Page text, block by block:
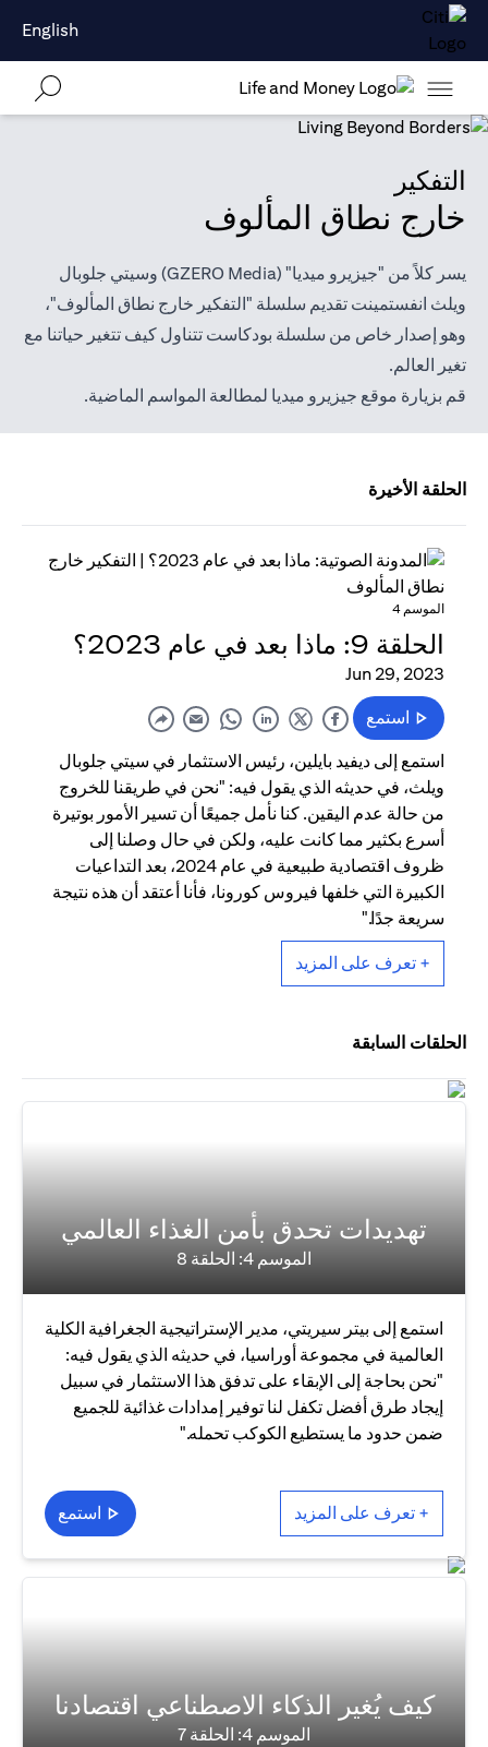
English
التفكير
خارج نطاق المألوف
يسر كلاً من "جيزيرو ميديا" (GZERO Media) وسيتي جلوبال
ويلث انفستمينت تقديم سلسلة "التفكير خارج نطاق المألوف"،
وهو إصدار خاص من سلسلة بودكاست تتناول كيف تتغير حياتنا مع
تغير العالم.
قم بزيارة موقع جيزيرو ميديا لمطالعة المواسم الماضية.
الحلقة الأخيرة
الموسم 4
الحلقة 9: ماذا بعد في عام 2023؟
Jun 29, 2023
استمع
استمع إلى ديفيد بايلين، رئيس الاستثمار في سيتي جلوبال
ويلث، في حديثه الذي يقول فيه: "نحن في طريقنا للخروج
من حالة عدم اليقين. كنا نأمل جميعًا أن تسير الأمور بوتيرة
أسرع بكثير مما كانت عليه، ولكن في حال وصلنا إلى
ظروف اقتصادية طبيعية في عام 2024، بعد التداعيات
الكبيرة التي خلفها فيروس كورونا، فأنا أعتقد أن هذه نتيجة
سريعة جدًا."
+ تعرف على المزيد
الحلقات السابقة
تهديدات تحدق بأمن الغذاء العالمي
الموسم 4: الحلقة 8
استمع إلى بيتر سيريتي، مدير الإستراتيجية الجغرافية الكلية
العالمية في مجموعة أوراسيا، في حديثه الذي يقول فيه:
"نحن بحاجة إلى الإبقاء على تدفق هذا الاستثمار في سبيل
إيجاد طرق أفضل تكفل لنا توفير إمدادات غذائية للجميع
ضمن حدود ما يستطيع الكوكب تحمله."
+ تعرف على المزيد استمع
كيف يُغير الذكاء الاصطناعي اقتصادنا
الموسم 4: الحلقة 7